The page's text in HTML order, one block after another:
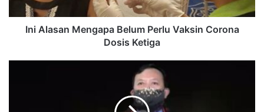
Ini Alasan Mengapa Belum Perlu Vaksin Corona
Dosis Ketiga